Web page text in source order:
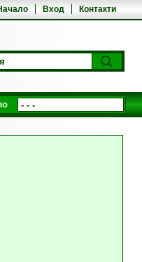
Вход Контакти